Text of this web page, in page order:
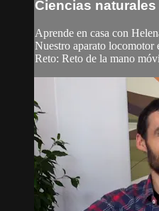
Ciencias naturales
Aprende en casa con
Nuestro aparato locomotor
Reto: Reto de la mano